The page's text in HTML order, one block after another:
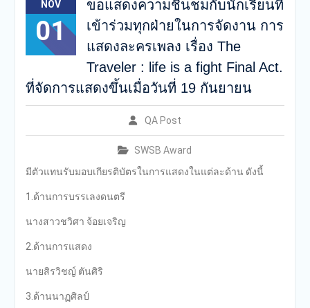
NOV
01
ขอแสดงความชื่นชมกับนักเรียนที่
เข้าร่วมทุกฝ่ายในการจัดงาน การ
แสดงละครเพลง เรื่อง The
Traveler : life is a fight Final Act.
ที่จัดการแสดงขึ้นเมื่อวันที่ 19 กันยายน
QA Post
SWSB Award
มีตัวแทนรับมอบเกียรติบัตรในการแสดงในแต่ละด้าน ดังนี้
1.ด้านการบรรเลงดนตรี
นางสาวชวิศา จ้อยเจริญ
2.ด้านการแสดง
นายสิรวิชญ์ ตันศิริ
3.ด้านนาฏศิลป์